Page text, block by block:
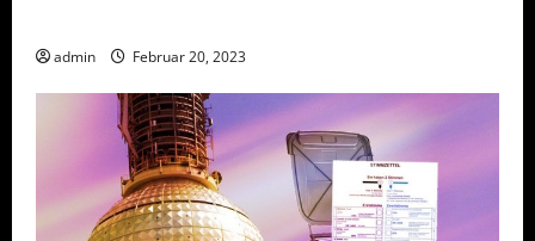
admin Februar 20, 2023